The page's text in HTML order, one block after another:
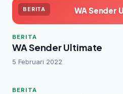
BERITA WA Sender
BERITA
WA Sender Ultimate
5 Februari 2022
BERITA